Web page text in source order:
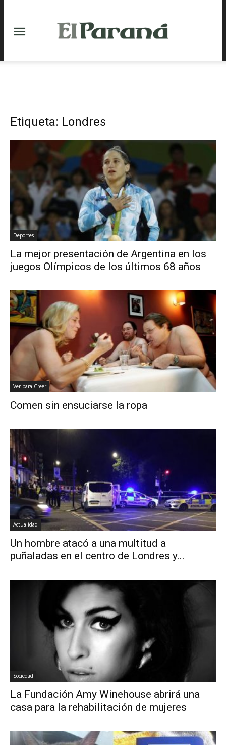
Etiqueta: Londres
Deportes
La mejor presentación de Argentina en los
juegos Olímpicos de los últimos 68 años
Ver para Creer
Comen sin ensuciarse la ropa
Actualidad
Un hombre atacó a una multitud a
puñaladas en el centro de Londres y...
Sociedad
La Fundación Amy Winehouse abrirá una
casa para la rehabilitación de mujeres